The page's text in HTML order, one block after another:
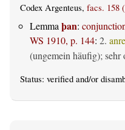
Codex Argenteus, facs. 158
Lemmaþan:
WS 1910, p. 144: 2.
(ungemein häufig);
Status: verified and/or